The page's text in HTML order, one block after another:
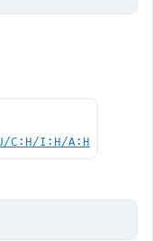
C:H/I:H/A:H